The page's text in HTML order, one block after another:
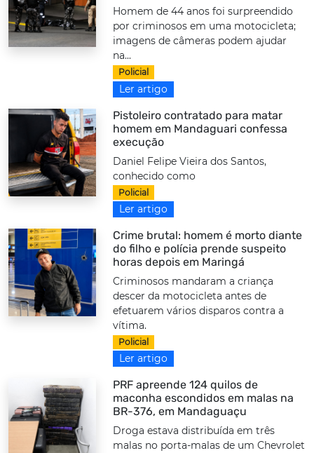
Homem de 44 anos foi surpreendido
por criminosos em uma motocicleta;
imagens de câmeras podem ajudar
na...
Policial
Ler artigo
Pistoleiro contratado para matar
homem em Mandaguari confessa
execução
Daniel Felipe Vieira dos Santos,
conhecido como
Policial
Ler artigo
Crime brutal: homem é morto diante
do filho e polícia prende suspeito
horas depois em Maringá
Criminosos mandaram a criança
descer da motocicleta antes de
efetuarem vários disparos contra a
vítima.
Policial
Ler artigo
PRF apreende 124 quilos de
maconha escondidos em malas na
BR-376, em Mandaguaçu
Droga estava distribuída em três
malas no porta-malas de um Chevrolet